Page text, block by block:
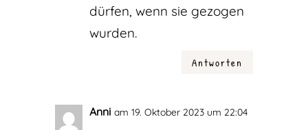
dürfen, wenn sie gezogen
wurden.
Antworten
Anni am 19. Oktober 2023 um 22:04